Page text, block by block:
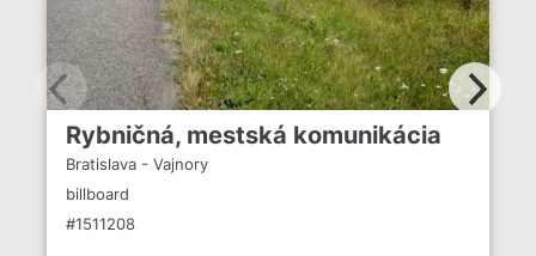
Rybničná, mestská komunikácia
Bratislava - Vajnory
billboard
#1511208